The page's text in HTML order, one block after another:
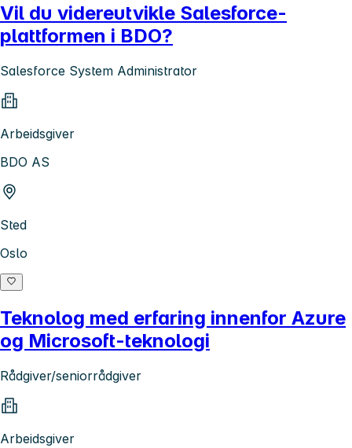
Vil du videreutvikle Salesforce-
plattformen i BDO?
Salesforce System Administrator
Arbeidsgiver
BDO AS
Sted
Oslo
Teknolog med erfaring innenfor Azure
og Microsoft-teknologi
Rådgiver/seniorrådgiver
Arbeidsgiver